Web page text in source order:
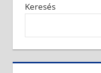
Keresés